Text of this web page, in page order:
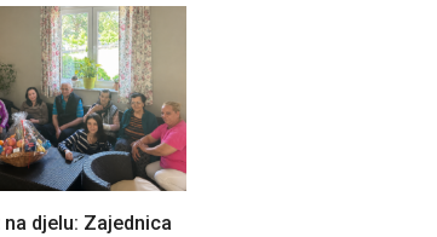
na djelu: Zajednica